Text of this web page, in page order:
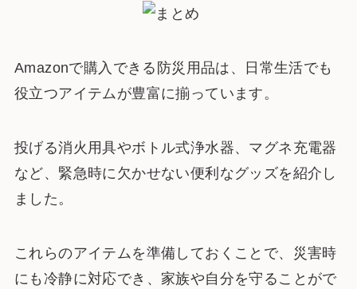
Amazonで購入できる防災用品は、日常生活でも
役立つアイテムが豊富に揃っています。
投げる消火用具やボトル式浄水器、マグネ充電器
など、緊急時に欠かせない便利なグッズを紹介し
ました。
これらのアイテムを準備しておくことで、災害時
にも冷静に対応でき、家族や自分を守ることがで